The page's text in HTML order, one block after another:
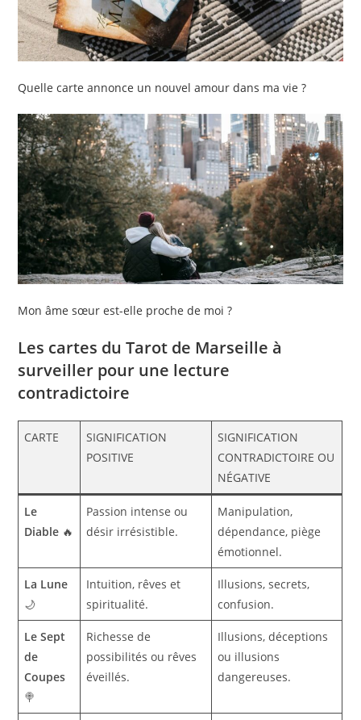
Quelle carte annonce un nouvel amour dans ma vie ?
Mon âme sœur est-elle proche de moi ?
Les cartes du Tarot de Marseille à
surveiller pour une lecture
contradictoire
CARTE
SIGNIFICATION
POSITIVE
SIGNIFICATION
CONTRADICTOIRE OU
NÉGATIVE
Le
Diable 🔥
Passion intense ou
désir irrésistible.
Manipulation,
dépendance, piège
émotionnel.
La Lune
🌙
Intuition, rêves et
spiritualité.
Illusions, secrets,
confusion.
Le Sept
de
Coupes
🍭
Richesse de
possibilités ou rêves
éveillés.
Illusions, déceptions
ou illusions
dangereuses.